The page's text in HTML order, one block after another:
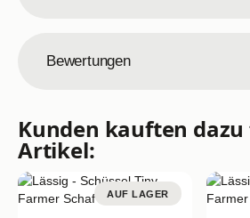
Bewertungen
Kunden kauften
Artikel:
AUF LAGER